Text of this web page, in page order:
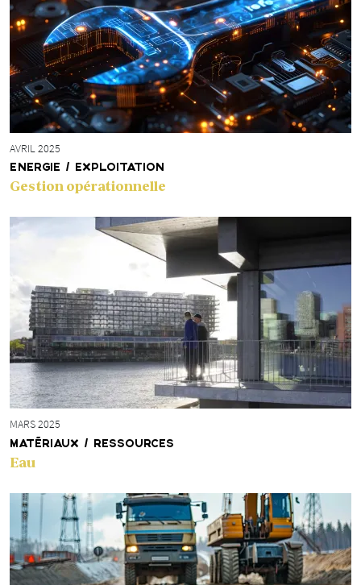
AVRIL 2025
ENERGIE / EXPLOITATION
Gestion opérationnelle
MARS 2025
MATÉRIAUX / RESSOURCES
Eau